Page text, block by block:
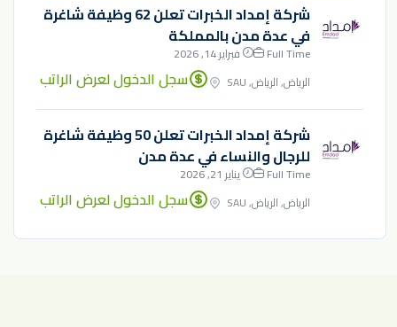
شركة إمداد الخبرات تعلن 62 وظيفة شاغرة
في عدة مدن بالمملكة
Full Time
فبراير 14, 2026
الرياض, الرياض, SAU
سجل الدخول لعرض الراتب
شركة إمداد الخبرات تعلن 50 وظيفة شاغرة
للرجال والنساء في عدة مدن
Full Time
يناير 21, 2026
الرياض, الرياض, SAU
سجل الدخول لعرض الراتب